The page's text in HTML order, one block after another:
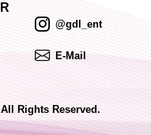
@gdl_ent
E-Mail
Rights Reserved.